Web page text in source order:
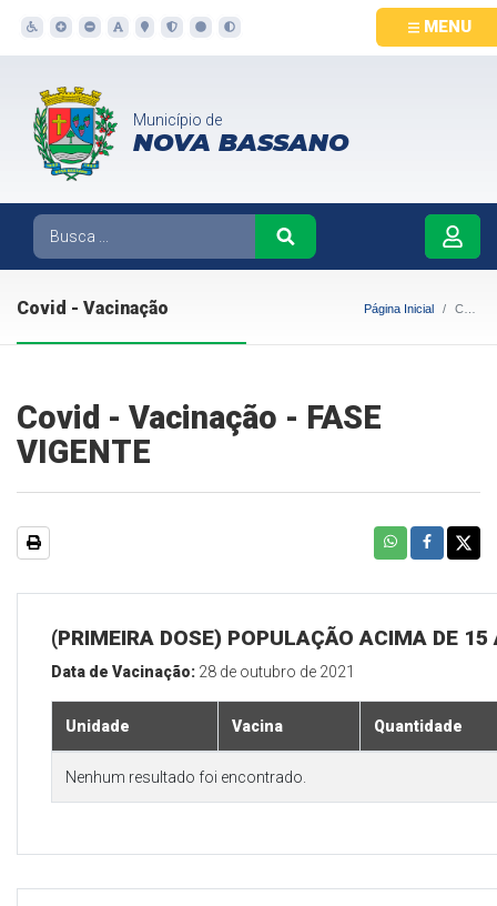
MENU
Município de
NOVA BASSANO
Covid - Vacinação Página Inicial Covid - Vacinação
Covid - Vacinação - FASE
VIGENTE
(PRIMEIRA DOSE) POPULAÇÃO ACIMA DE 15
Data de Vacinação: 28 de outubro de 2021
Unidade Vacina Quantidade
Nenhum resultado foi encontrado.